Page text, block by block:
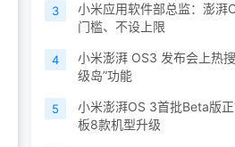
3
小米应用软件部总监：澎湃
门槛、不设上限
4
小米澎湃 OS3 发布会上热
级岛”功能
5
小米澎湃OS 3首批Beta版
板8款机型升级